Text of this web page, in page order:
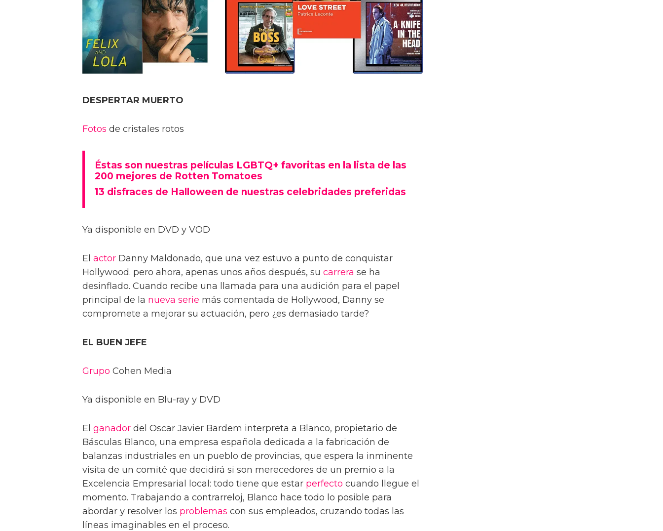
DESPERTAR MUERTO
Fotos de cristales rotos
Éstas son nuestras películas LGBTQ+ favoritas en la lista de las
200 mejores de Rotten Tomatoes
13 disfraces de Halloween de nuestras celebridades preferidas
Ya disponible en DVD y VOD
El actor Danny Maldonado, que una vez estuvo a punto de conquistar
Hollywood. pero ahora, apenas unos años después, su carrera se ha
desinflado. Cuando recibe una llamada para una audición para el papel
principal de la nueva serie más comentada de Hollywood, Danny se
compromete a mejorar su actuación, pero ¿es demasiado tarde?
EL BUEN JEFE
Grupo Cohen Media
Ya disponible en Blu-ray y DVD
El ganador del Oscar Javier Bardem interpreta a Blanco, propietario de
Básculas Blanco, una empresa española dedicada a la fabricación de
balanzas industriales en un pueblo de provincias, que espera la inminente
visita de un comité que decidirá si son merecedores de un premio a la
Excelencia Empresarial local: todo tiene que estar perfecto cuando llegue el
momento. Trabajando a contrarreloj, Blanco hace todo lo posible para
abordar y resolver los problemas con sus empleados, cruzando todas las
líneas imaginables en el proceso.